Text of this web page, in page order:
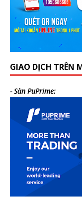
GIAO DỊCH TRÊN
- Sàn PuPrime: